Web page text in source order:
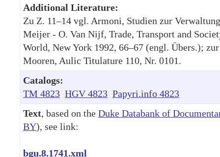
Additional Literature:
Zu Z. 11–14 vgl. Armoni, Studien zur
Meijer - O. Van Nijf, Trade, Transport and
World, New York 1992, 66–67 (engl. Übers.);
Mooren, Aulic Titulature 110, Nr. 0101.
Catalogs:
TM 4823 HGV 4823 Papyri.info 4823
Text, based on the Duke Databank of
BY), see link:
bgu.8.1741.xml